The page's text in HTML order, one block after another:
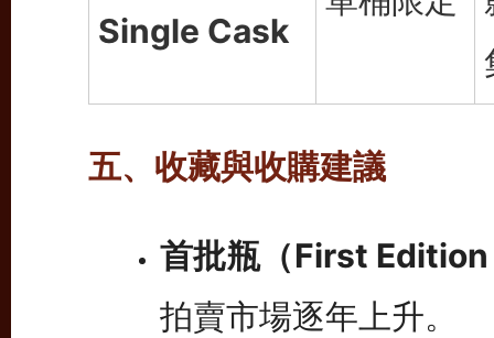
Single Cask
五、收藏與收購建議
首批瓶（First
拍賣市場逐年上升。